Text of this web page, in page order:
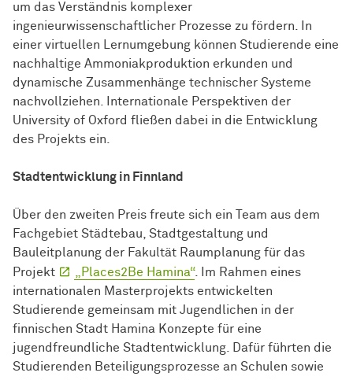
um das Verständnis komplexer
ingenieurwissenschaftlicher Prozesse zu fördern. In
einer virtuellen Lernumgebung können Studierende eine
nachhaltige Ammoniakproduktion erkunden und
dynamische Zusammenhänge technischer Systeme
nachvollziehen. Internationale Perspektiven der
University of Oxford fließen dabei in die Entwicklung
des Projekts ein.
Stadtentwicklung in Finnland
Über den zweiten Preis freute sich ein Team aus dem
Fachgebiet Städtebau, Stadtgestaltung und
Bauleitplanung der Fakultät Raumplanung für das
Projekt
„Places2Be Hamina“. Im Rahmen eines
internationalen Masterprojekts entwickelten
Studierende gemeinsam mit Jugendlichen in der
finnischen Stadt Hamina Konzepte für eine
jugendfreundliche Stadtentwicklung. Dafür führten die
Studierenden Beteiligungsprozesse an Schulen sowie